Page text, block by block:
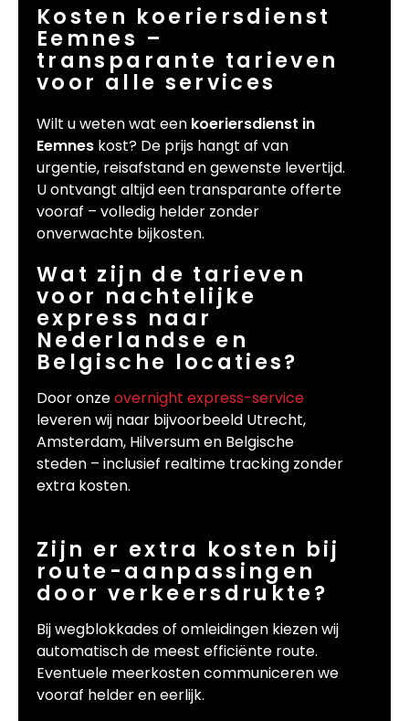
Kosten koeriersdienst
Eemnes –
transparante tarieven
voor alle services
Wilt u weten wat een koeriersdienst in
Eemnes kost? De prijs hangt af van
urgentie, reisafstand en gewenste levertijd.
U ontvangt altijd een transparante offerte
vooraf – volledig helder zonder
onverwachte bijkosten.
Wat zijn de tarieven
voor nachtelijke
express naar
Nederlandse en
Belgische locaties?
Door onzeovernight express-service
leveren wij naar bijvoorbeeld Utrecht,
Amsterdam, Hilversum en Belgische
steden – inclusief realtime tracking zonder
extra kosten.
Zijn er extra kosten bij
route-aanpassingen
door verkeersdrukte?
Bij wegblokkades of omleidingen kiezen wij
automatisch de meest efficiënte route.
Eventuele meerkosten communiceren we
vooraf helder en eerlijk.